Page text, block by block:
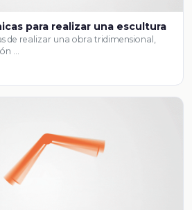
para realizar una escultura
de realizar una obra tridimensional,
…